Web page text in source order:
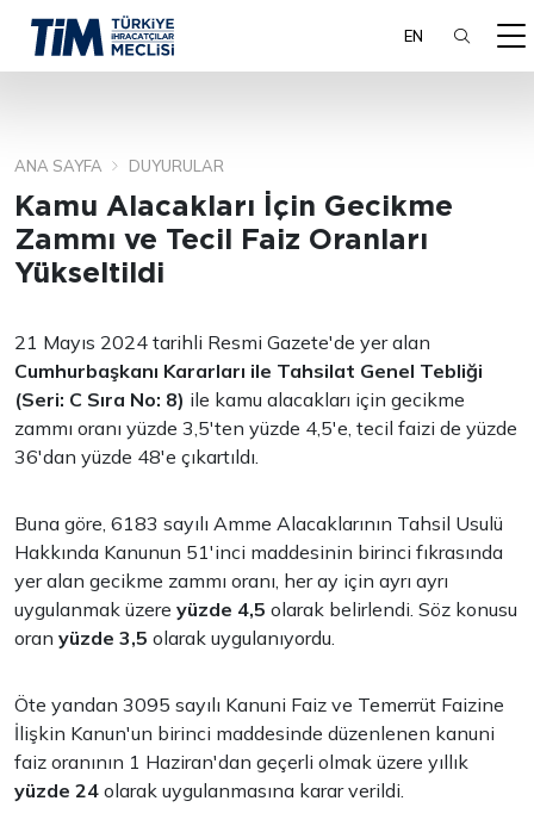
EN
ANA SAYFA DUYURULAR
Kamu Alacakları İçin Gecikme
Zammı ve Tecil Faiz Oranları
Yükseltildi
21 Mayıs 2024 tarihli Resmi Gazete'de yer alan
Cumhurbaşkanı Kararları ile Tahsilat Genel Tebliği
(Seri: C Sıra No: 8) ile kamu alacakları için gecikme
zammı oranı yüzde 3,5'ten yüzde 4,5'e, tecil faizi de yüzde
36'dan yüzde 48'e çıkartıldı.
Buna göre, 6183 sayılı Amme Alacaklarının Tahsil Usulü
Hakkında Kanunun 51'inci maddesinin birinci fıkrasında
yer alan gecikme zammı oranı, her ay için ayrı ayrı
uygulanmak üzere yüzde 4,5 olarak belirlendi. Söz konusu
oran yüzde 3,5 olarak uygulanıyordu.
Öte yandan 3095 sayılı Kanuni Faiz ve Temerrüt Faizine
İlişkin Kanun'un birinci maddesinde düzenlenen kanuni
faiz oranının 1 Haziran'dan geçerli olmak üzere yıllık
yüzde 24 olarak uygulanmasına karar verildi.